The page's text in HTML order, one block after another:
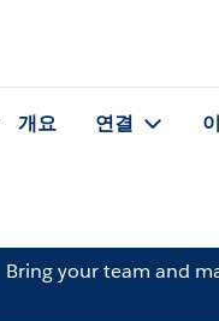
개요 연결
Bring your team and